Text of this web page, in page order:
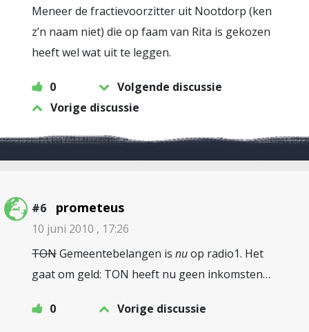
Meneer de fractievoorzitter uit Nootdorp (ken
z’n naam niet) die op faam van Rita is gekozen
heeft wel wat uit te leggen.
0
Volgende discussie
Vorige discussie
#6 prometeus
10 juni 2010 , 17:26
TONGemeentebelangen is nuop radio1. Het
gaat om geld: TON heeft nu geen inkomsten…
0 Vorige discussie